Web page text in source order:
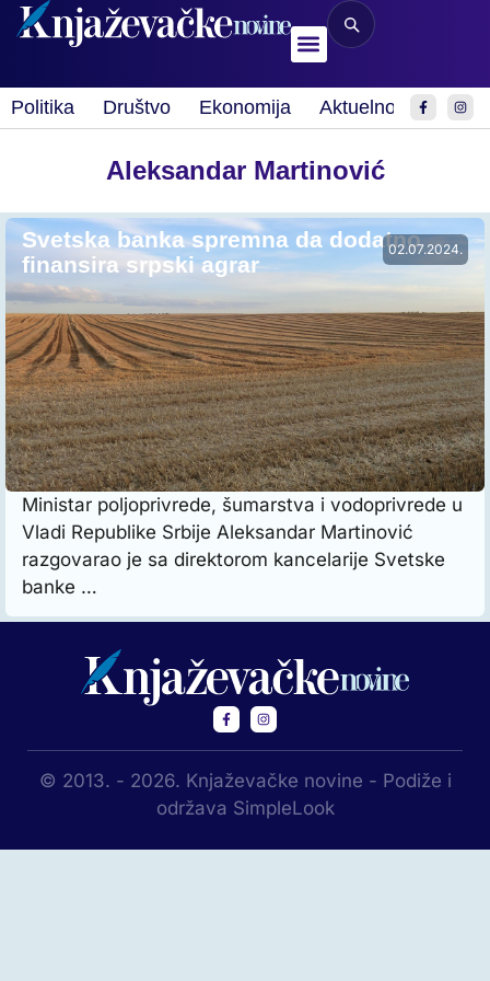
Politika Društvo Ekonomija Aktuelnosti Sport
Aleksandar Martinović
02.07.2024.
Svetska banka spremna da dodatno
finansira srpski agrar
Ministar poljoprivrede, šumarstva i vodoprivrede u
Vladi Republike Srbije Aleksandar Martinović
razgovarao je sa direktorom kancelarije Svetske
banke …
© 2013. - 2026. Knjaževačke novine - Podiže i
održava SimpleLook